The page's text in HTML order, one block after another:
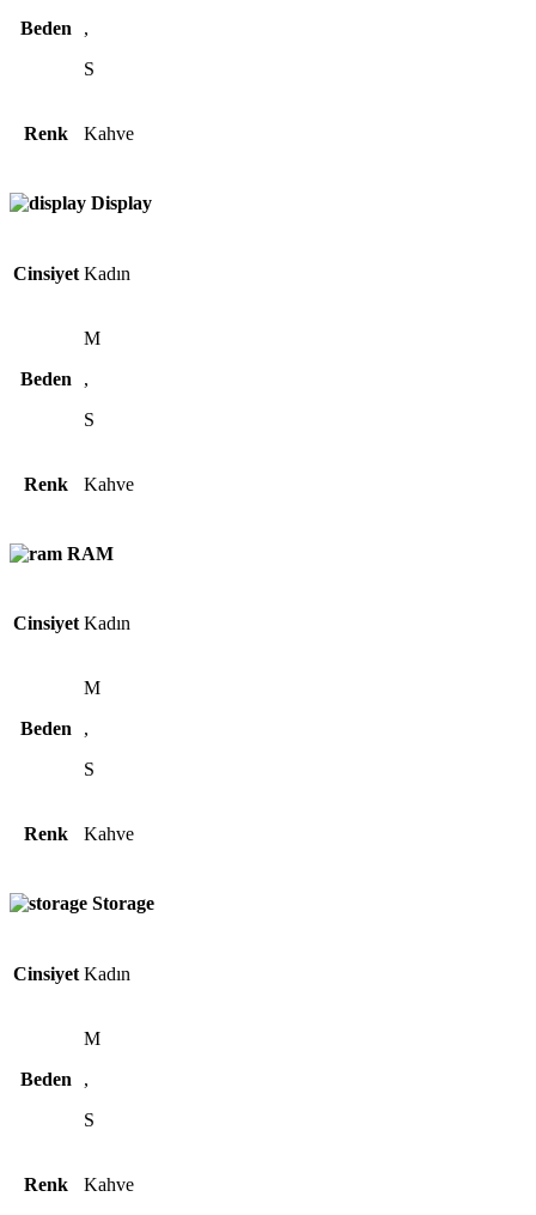
Beden
,
S
Renk Kahve
Display
Cinsiyet Kadın
Beden
M
,
S
Renk Kahve
RAM
Cinsiyet Kadın
Beden
M
,
S
Renk Kahve
Storage
Cinsiyet Kadın
Beden
M
,
S
Renk Kahve